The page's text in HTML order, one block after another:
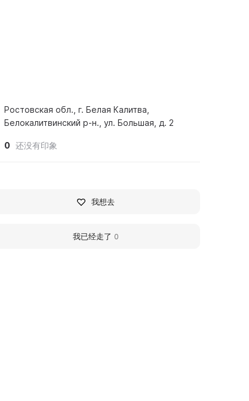
Ростовская обл., г. Белая Калитва,
Белокалитвинский р-н., ул. Большая, д. 2
0 还没有印象
我想去
我已经走了 0